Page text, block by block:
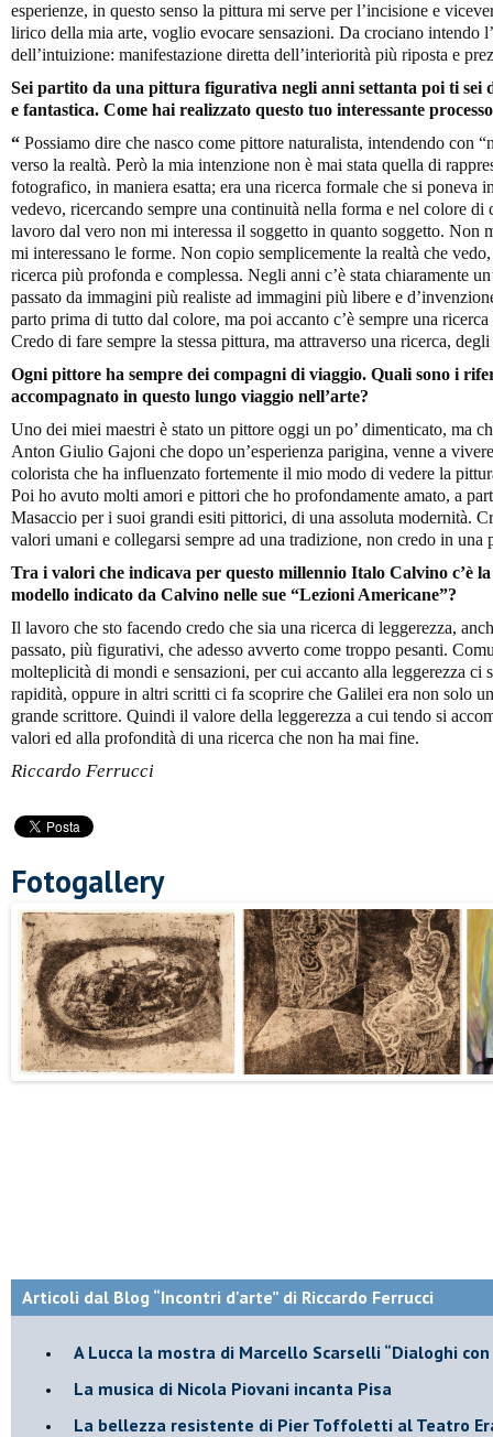
esperienze, in questo senso la pittura mi serve per l’incisione e
lirico della mia arte, voglio evocare sensazioni. Da crociano intendo
dell’intuizione: manifestazione diretta dell’interiorità più riposta e
Sei partito da una pittura figurativa negli anni settanta poi ti
e fantastica. Come hai realizzato questo tuo interessante
“ Possiamo dire che nasco come pittore naturalista, intendendo con
verso la realtà. Però la mia intenzione non è mai stata quella di
fotografico, in maniera esatta; era una ricerca formale che si poneva
vedevo, ricercando sempre una continuità nella forma e nel colore
lavoro dal vero non mi interessa il soggetto in quanto soggetto. Non
mi interessano le forme. Non copio semplicemente la realtà che
ricerca più profonda e complessa. Negli anni c’è stata chiaramente
passato da immagini più realiste ad immagini più libere e
parto prima di tutto dal colore, ma poi accanto c’è sempre una
Credo di fare sempre la stessa pittura, ma attraverso una ricerca,
Ogni pittore ha sempre dei compagni di viaggio. Quali sono i
accompagnato in questo lungo viaggio nell’arte?
Uno dei miei maestri è stato un pittore oggi un po’ dimenticato, ma
Anton Giulio Gajoni che dopo un’esperienza parigina, venne a
colorista che ha influenzato fortemente il mio modo di vedere la
Poi ho avuto molti amori e pittori che ho profondamente amato, a
Masaccio per i suoi grandi esiti pittorici, di una assoluta modernità.
valori umani e collegarsi sempre ad una tradizione, non credo in una
Tra i valori che indicava per questo millennio Italo Calvino c’è
modello indicato da Calvino nelle sue “Lezioni Americane”?
Il lavoro che sto facendo credo che sia una ricerca di leggerezza,
passato, più figurativi, che adesso avverto come troppo pesanti.
molteplicità di mondi e sensazioni, per cui accanto alla leggerezza
rapidità, oppure in altri scritti ci fa scoprire che Galilei era non solo
grande scrittore. Quindi il valore della leggerezza a cui tendo si
valori ed alla profondità di una ricerca che non ha mai fine.
Riccardo Ferrucci
Fotogallery
Articoli dal Blog “Incontri d'arte” di Riccardo Ferrucci
A Lucca la mostra di Marcello Scarselli “Dialoghi
​La musica di Nicola Piovani incanta Pisa
​La bellezza resistente di Pier Toffoletti al Teatro